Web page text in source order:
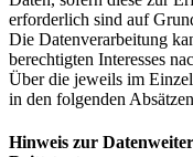
erforderlich sind auf
Die Datenverarbeitung
berechtigten Interesses
Über die jeweils im
in den folgenden
Hinweis zur